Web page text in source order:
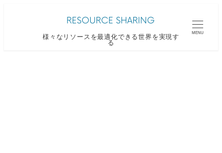
様々なリソースを最適化できる世界を実現す
る
MENU